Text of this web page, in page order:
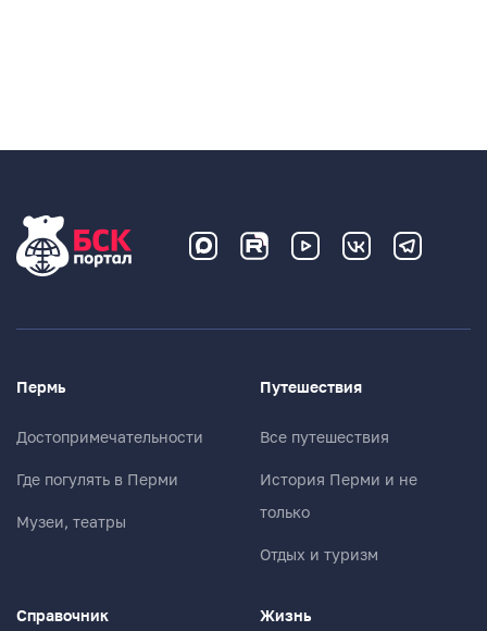
Пермь
Достопримечательности
Где погулять в Перми
Музеи, театры
Путешествия
Все путешествия
История Перми и не
только
Отдых и туризм
Справочник Жизнь